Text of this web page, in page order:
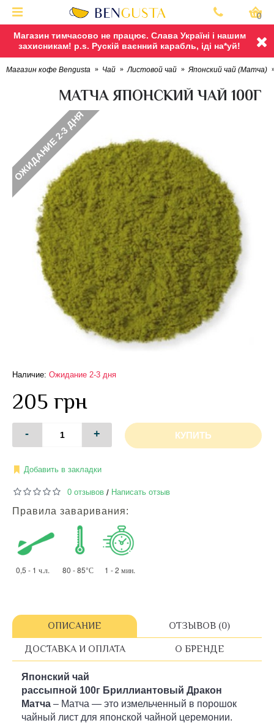
Магазин тимчасово не працює. Слава Україні і нашим
захисникам! p.s. Рускій ваєнний карабль, іді на*уй!
0
Магазин кофе Bengusta Чай Листовой чай Японский чай (Матча)
МАТЧА ЯПОНСКИЙ ЧАЙ 100Г
ОЖИДАНИЕ 2-3 ДНЯ
Наличие: Ожидание 2-3 дня
205 грн
- + КУПИТЬ
Добавить в закладки
0 отзывов / Написать отзыв
Правила заваривания:
0,5 - 1 ч.л. 80 - 85°С 1 - 2 мин.
ОПИСАНИЕ ОТЗЫВОВ (0)
ДОСТАВКА И ОПЛАТА О БРЕНДЕ
Японский чай
рассыпной 100г Бриллиантовый Дракон
Матча – Матча — это измельченный в порошок
чайный лист для японской чайной церемонии.